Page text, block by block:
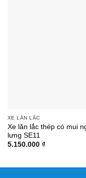
XE LĂN LẮC
Xe lăn lắc thép có mui
lưng SE11
5.150.000 ₫